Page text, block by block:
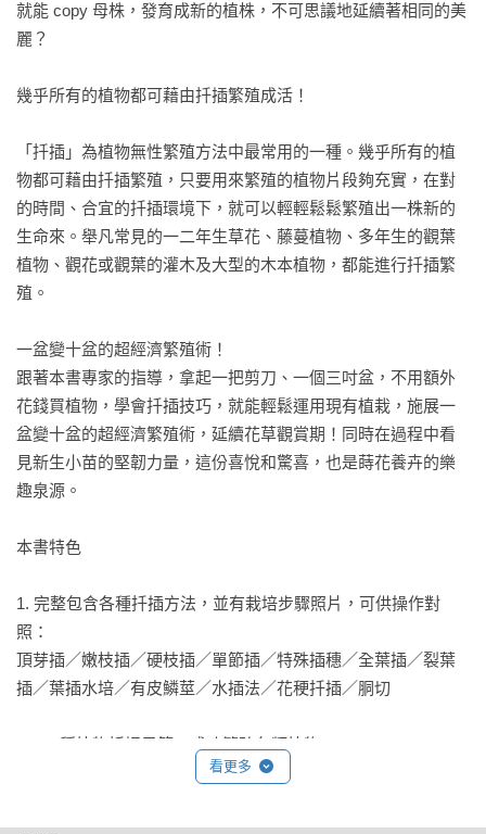
就能 copy 母株，發育成新的植株，不可思議地延續著相同的美
麗？
幾乎所有的植物都可藉由扦插繁殖成活！
「扦插」為植物無性繁殖方法中最常用的一種。幾乎所有的植
物都可藉由扦插繁殖，只要用來繁殖的植物片段夠充實，在對
的時間、合宜的扦插環境下，就可以輕輕鬆鬆繁殖出一株新的
生命來。舉凡常見的一二年生草花、藤蔓植物、多年生的觀葉
植物、觀花或觀葉的灌木及大型的木本植物，都能進行扦插繁
殖。
一盆變十盆的超經濟繁殖術！
跟著本書專家的指導，拿起一把剪刀、一個三吋盆，不用額外
花錢買植物，學會扦插技巧，就能輕鬆運用現有植栽，施展一
盆變十盆的超經濟繁殖術，延續花草觀賞期！同時在過程中看
見新生小苗的堅韌力量，這份喜悅和驚喜，也是蒔花養卉的樂
趣泉源。
本書特色
1. 完整包含各種扦插方法，並有栽培步驟照片，可供操作對
照：
頂芽插／嫩枝插／硬枝插／單節插／特殊插穗／全葉插／裂葉
插／葉插水培／有皮鱗莖／水插法／花稉扦插／胴切
2. 110種植物扦插示範，成功繁殖各類植物：
觀葉植物／觀花植物／香草／多肉植物／仙人掌／草花／球根
看更多